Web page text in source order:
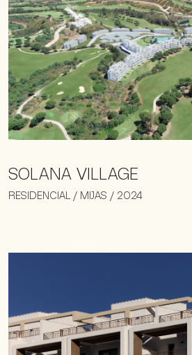
SOLANA VILLAGE
RESIDENCIAL / MIJAS / 2024